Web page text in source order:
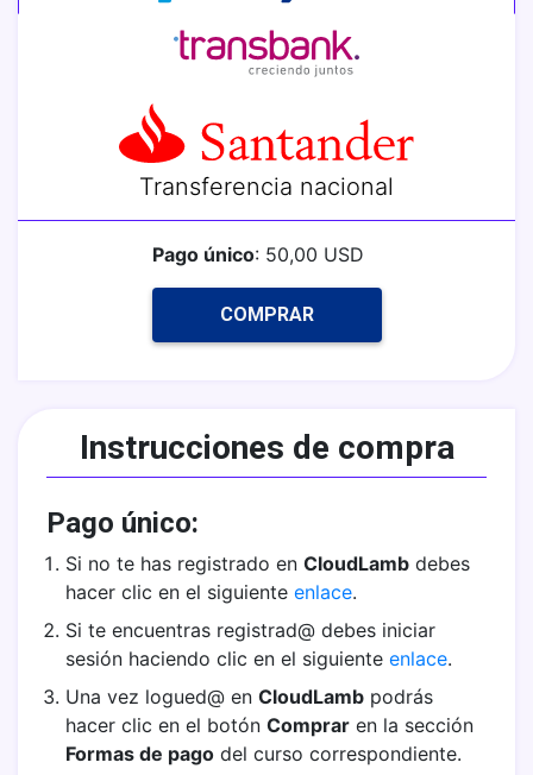
Transferencia nacional
Pago único: 50,00 USD
COMPRAR
Instrucciones de compra
Pago único:
Si no te has registrado en CloudLamb debes
hacer clic en el siguiente enlace.
Si te encuentras registrad@ debes iniciar
sesión haciendo clic en el siguiente enlace.
Una vez logued@ en CloudLamb podrás
hacer clic en el botón Comprar en la sección
Formas de pago del curso correspondiente.